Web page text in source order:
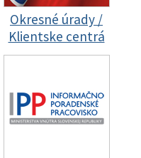
Okresné úrady /
Klientske centrá